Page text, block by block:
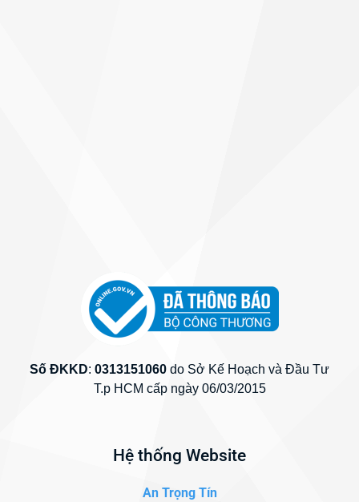
Số ĐKKD: 0313151060 do Sở Kế Hoạch và Đầu Tư
T.p HCM cấp ngày 06/03/2015
Hệ thống Website
An Trọng Tín